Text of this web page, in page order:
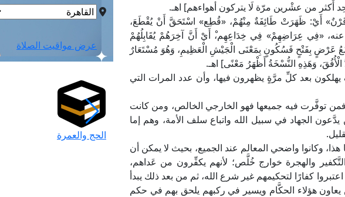
أَكثر من عشْرين مرّة لَا يتركون أهواءهم] اهـ.
أَيْ: ظَهَرَتْ طَائِفَةٌ مِنْهُمْ، «قُطِع» اسْتَحَقَّ أَنْ يُقْطَعَ،
«فِي عِرَاضِهِمْ» فِي خِدَاعِهِم،ْ أَيْ أَنَّ آخِرَهُمْ يُقَابِلُهُمْ
عَرْضٍ بِفَتْحٍ فَسُكُونٍ بِمَعْنَى الْجَيْشِ الْعَظِيمِ، وَهُوَ مُسْتَعَارٌ
وَهَذِهِ النُّسْخَةُ أَظْهَرُ مَعْنًى] اهـ.
بعد كلِّ مرَّةٍ يظهرون فيها، وأن عدد المرات التي
توفَّرت فيه جميعها فهو الخارجي الخالص، ومن كانت
الجهاد في سبيل الله واتباع سلف الأمة، وهم إما
وكانوا واضحي المعالم عند الجميع، بحيث لا يمكن أن
والهجرة خوارج خُلَّص؛ لأنهم يكفِّرون من عَداهم،
كفارًا لتحكيمهم غير شرع الله، ثم من بعد ذلك يبدأ
هؤلاء الحكَّام ويسير في ركبهم يلحق بهم في حكم
عرض مواقيت الصلاة
الحج والعمرة